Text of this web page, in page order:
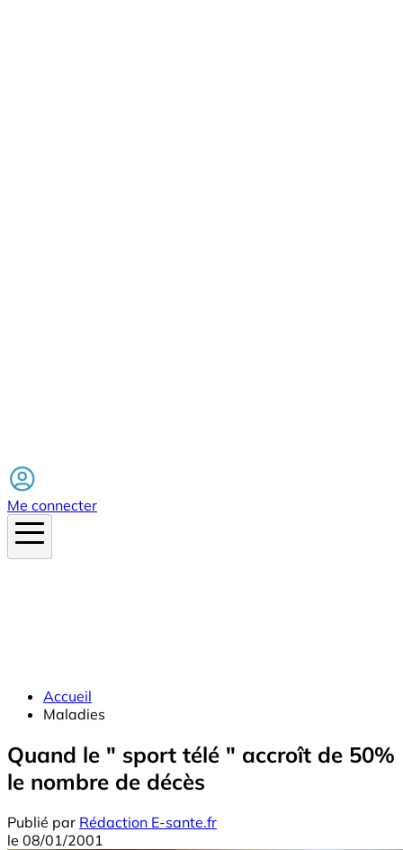
Me connecter
Accueil
Maladies
Quand le " sport télé " accroît de 50%
le nombre de décès
Publié par Rédaction E-sante.fr
le 08/01/2001